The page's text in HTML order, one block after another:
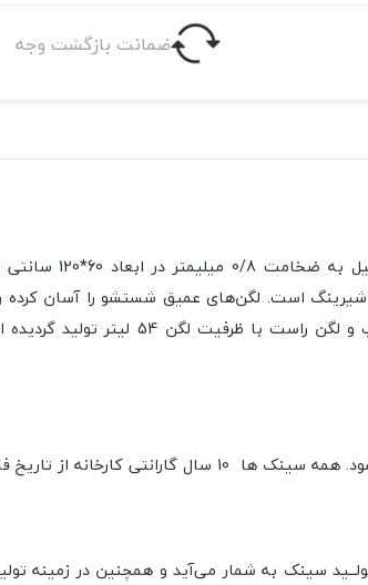
ضمانت بازگشت وجه
8 میلیمتر در ابعاد 60*120 سانتی متر
لگن‌های عمیق شستشو را آسان کرده
سینک 1062 ایلیا استیل به دو
فاکتور فروش دارند.
سینک به شمار می‌آید و همچنین در زمینه تولید